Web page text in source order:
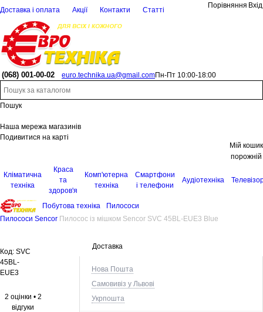
Доставка і оплата Акції Контакти Статті
Порівняння Вхід
(068) 001-00-02 euro.technika.ua@gmail.comПн-Пт 10:00-18:00
Пошук
Наша мережа магазинів
Подивитися на карті
Мій кошик
порожній
Кліматична
техніка
Краса
та
здоров'я
Комп'ютерна
техніка
Смартфони
і телефони
Аудіотехніка
Побутова техніка
Пилососи
Пилососи Senсor Пилосос із мішком Sencor SVC 45BL-EUE3 Blue
Доставка
Нова Пошта
Самовивіз у Львові
Укрпошта
Код: SVC
45BL-
EUE3
2 оцінки • 2
відгуки